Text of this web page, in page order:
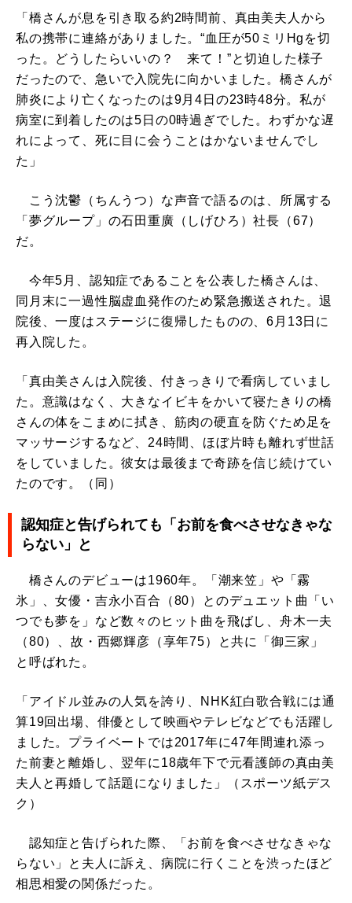
「橋さんが息を引き取る約2時間前、真由美夫人から
私の携帯に連絡がありました。“血圧が50ミリHgを切
った。どうしたらいいの？ 来て！”と切迫した様子
だったので、急いで入院先に向かいました。橋さんが
肺炎により亡くなったのは9月4日の23時48分。私が
病室に到着したのは5日の0時過ぎでした。わずかな遅
れによって、死に目に会うことはかないませんでし
た」
こう沈鬱（ちんうつ）な声音で語るのは、所属する
「夢グループ」の石田重廣（しげひろ）社長（67）
だ。
今年5月、認知症であることを公表した橋さんは、
同月末に一過性脳虚血発作のため緊急搬送された。退
院後、一度はステージに復帰したものの、6月13日に
再入院した。
「真由美さんは入院後、付きっきりで看病していまし
た。意識はなく、大きなイビキをかいて寝たきりの橋
さんの体をこまめに拭き、筋肉の硬直を防ぐため足を
マッサージするなど、24時間、ほぼ片時も離れず世話
をしていました。彼女は最後まで奇跡を信じ続けてい
たのです。（同）
認知症と告げられても「お前を食べさせなきゃな
らない」と
橋さんのデビューは1960年。「潮来笠」や「霧
氷」、女優・吉永小百合（80）とのデュエット曲「い
つでも夢を」など数々のヒット曲を飛ばし、舟木一夫
（80）、故・西郷輝彦（享年75）と共に「御三家」
と呼ばれた。
「アイドル並みの人気を誇り、NHK紅白歌合戦には通
算19回出場、俳優として映画やテレビなどでも活躍し
ました。プライベートでは2017年に47年間連れ添っ
た前妻と離婚し、翌年に18歳年下で元看護師の真由美
夫人と再婚して話題になりました」（スポーツ紙デス
ク）
認知症と告げられた際、「お前を食べさせなきゃな
らない」と夫人に訴え、病院に行くことを渋ったほど
相思相愛の関係だった。